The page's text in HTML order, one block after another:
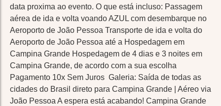
data proxima ao evento. O que está incluso: Passagem
aérea de ida e volta voando AZUL com desembarque no
Aeroporto de João Pessoa Transporte de ida e volta do
Aeroporto de João Pessoa até a Hospedagem em
Campina Grande Hospedagem de 4 dias e 3 noites em
Campina Grande, de acordo com a sua escolha
Pagamento 10x Sem Juros Galeria: Saída de todas as
cidades do Brasil direto para Campina Grande | Aéreo via
João Pessoa A espera está acabando! Campina Grande